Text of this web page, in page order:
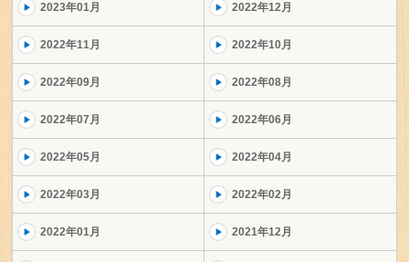
2023年01月 2022年12月
2022年11月 2022年10月
2022年09月 2022年08月
2022年07月 2022年06月
2022年05月 2022年04月
2022年03月 2022年02月
2022年01月 2021年12月